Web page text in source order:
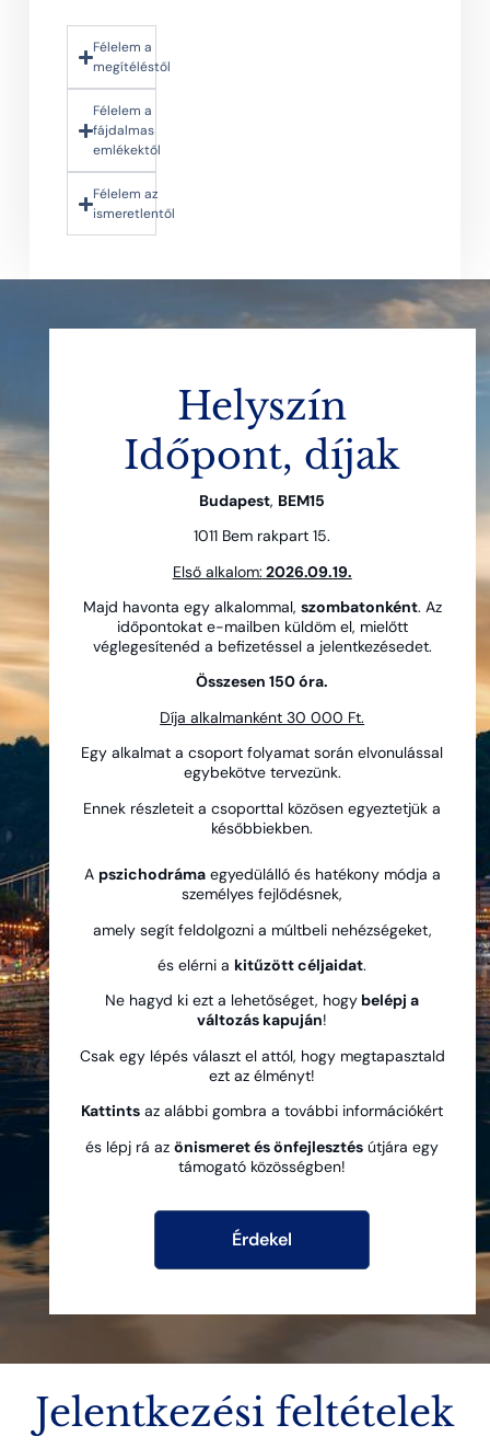
Félelem a
megítéléstől
Félelem a
fájdalmas
emlékektől
Félelem az
ismeretlentől
Helyszín
Időpont, díjak
Budapest, BEM15
1011 Bem rakpart 15.
Első alkalom: 2026.09.19.
Majd havonta egy alkalommal, szombatonként. Az
időpontokat e-mailben küldöm el, mielőtt
véglegesítenéd a befizetéssel a jelentkezésedet.
Összesen 150 óra.
Díja alkalmanként 30 000 Ft.
Egy alkalmat a csoport folyamat során elvonulással
egybekötve tervezünk.
Ennek részleteit a csoporttal közösen egyeztetjük a
későbbiekben.
A pszichodrámaegyedülálló és hatékony módja a
személyes fejlődésnek,
amely segít feldolgozni a múltbeli nehézségeket,
és elérni a kitűzött céljaidat.
Ne hagyd ki ezt a lehetőséget, hogy belépj a
változás kapuján!
Csak egy lépés választ el attól, hogy megtapasztald
ezt az élményt!
Kattints az alábbi gombra a további információkért
és lépj rá azönismeret és önfejlesztés útjára egy
támogató közösségben!
Érdekel
Jelentkezési feltételek